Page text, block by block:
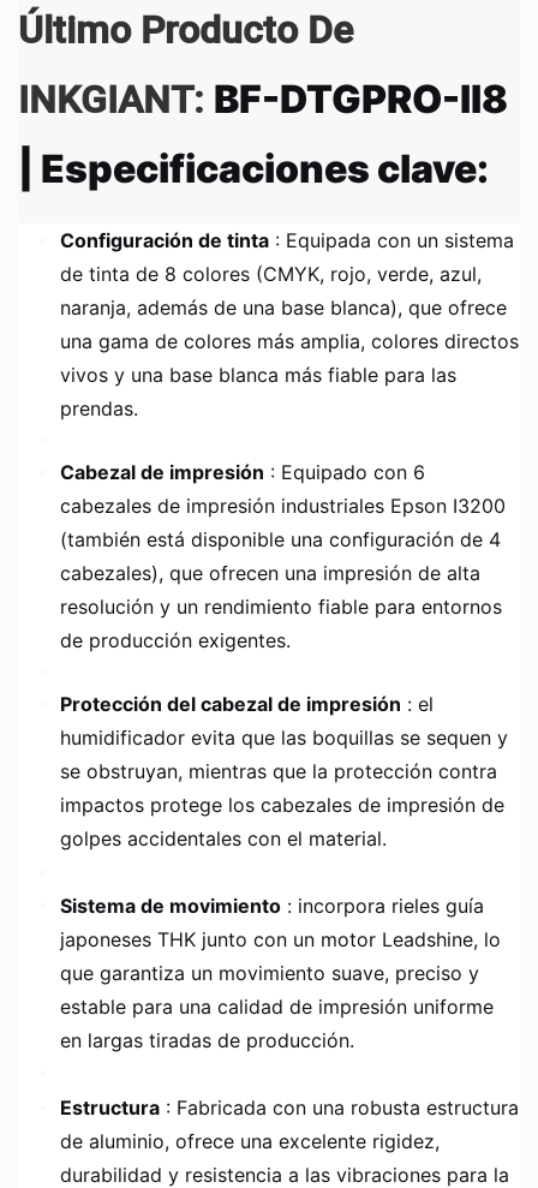
Último Producto De
INKGIANT: BF-DTGPRO-II8
| Especificaciones clave:
Configuración de tinta: Equipada con un sistema
de tinta de 8 colores (CMYK, rojo, verde, azul,
naranja, además de una base blanca), que ofrece
una gama de colores más amplia, colores directos
vivos y una base blanca más fiable para las
prendas.
Cabezal de impresión : Equipado con 6
cabezales de impresión industriales Epson I3200
(también está disponible una configuración de 4
cabezales), que ofrecen una impresión de alta
resolución y un rendimiento fiable para entornos
de producción exigentes.
Protección del cabezal de impresión : el
humidificador evita que las boquillas se sequen y
se obstruyan, mientras que la protección contra
impactos protege los cabezales de impresión de
golpes accidentales con el material.
Sistema de movimiento: incorpora rieles guía
japoneses THK junto con un motor Leadshine, lo
que garantiza un movimiento suave, preciso y
estable para una calidad de impresión uniforme
en largas tiradas de producción.
Estructura: Fabricada con una robusta estructura
de aluminio, ofrece una excelente rigidez,
durabilidad y resistencia a las vibraciones para la